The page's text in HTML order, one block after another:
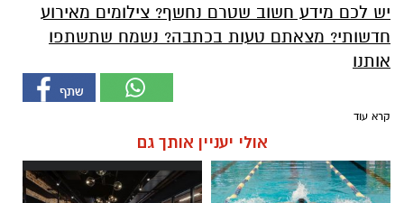
יש לכם מידע חשוב שטרם נחשף? צילומים מאירוע
חדשותי? מצאתם טעות בכתבה? נשמח שתשתפו
אותנו
קרא עוד
אולי יעניין אותך גם